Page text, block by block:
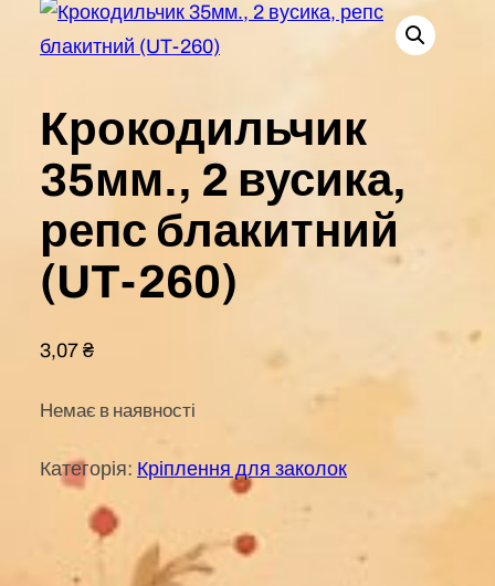
Крокодильчик
35мм., 2 вусика,
репс блакитний
(UT-260)
3,07 ₴
Немає в наявності
Категорія: Кріплення для заколок